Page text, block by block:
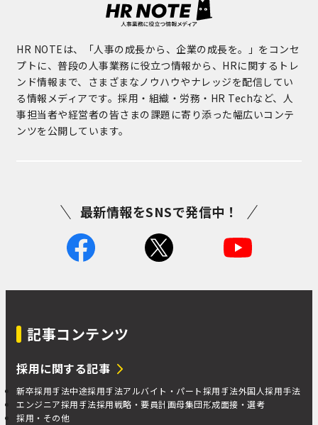
HR NOTEは、「人事の成長から、企業の成長を。」をコンセ
プトに、普段の人事業務に役立つ情報から、HRに関するトレ
ンド情報まで、さまざまなノウハウやナレッジを配信してい
る情報メディアです。採用・組織・労務・HR Techなど、人
事担当者や経営者の皆さまの課題に寄り添った幅広いコンテ
ンツを公開しています。
最新情報をSNSで発信中！
記事コンテンツ
採用に関する記事
新卒採用手法中途採用手法アルバイト・パート採用手法外国人採用手法
エンジニア採用手法採用戦略・要員計画母集団形成面接・選考
採用・その他